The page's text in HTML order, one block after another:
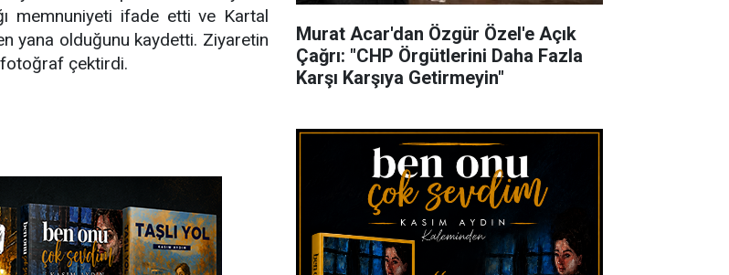
memnuniyeti ifade etti ve Kartal
yana olduğunu kaydetti. Ziyaretin
çektirdi.
Murat Acar'dan Özgür Özel'e Açık
Çağrı: "CHP Örgütlerini Daha Fazla
Karşı Karşıya Getirmeyin"